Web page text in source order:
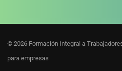
© 2026 Formación Integral a
para empresas